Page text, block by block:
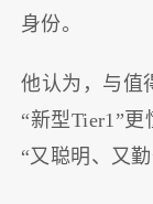
身份。
他认为，与值
“新型Tier1”
“又聪明、又